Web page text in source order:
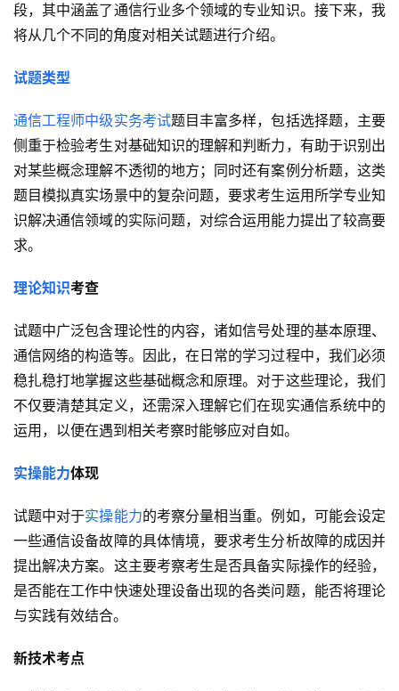
段，其中涵盖了通信行业多个领域的专业知识。接下来，我
将从几个不同的角度对相关试题进行介绍。
试题类型
通信工程师中级实务考试题目丰富多样，包括选择题，主要
侧重于检验考生对基础知识的理解和判断力，有助于识别出
对某些概念理解不透彻的地方；同时还有案例分析题，这类
题目模拟真实场景中的复杂问题，要求考生运用所学专业知
识解决通信领域的实际问题，对综合运用能力提出了较高要
求。
理论知识考查
试题中广泛包含理论性的内容，诸如信号处理的基本原理、
通信网络的构造等。因此，在日常的学习过程中，我们必须
稳扎稳打地掌握这些基础概念和原理。对于这些理论，我们
不仅要清楚其定义，还需深入理解它们在现实通信系统中的
运用，以便在遇到相关考察时能够应对自如。
实操能力体现
试题中对于实操能力的考察分量相当重。例如，可能会设定
一些通信设备故障的具体情境，要求考生分析故障的成因并
提出解决方案。这主要考察考生是否具备实际操作的经验，
是否能在工作中快速处理设备出现的各类问题，能否将理论
与实践有效结合。
新技术考点